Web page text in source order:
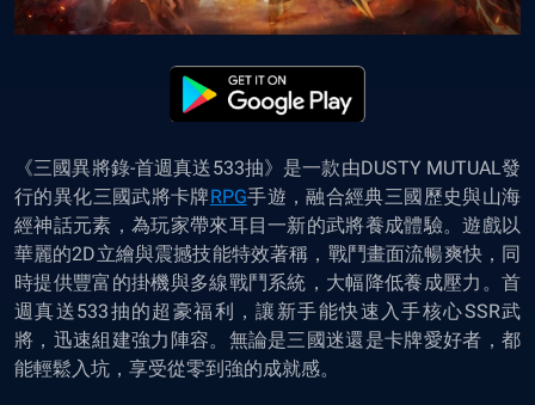
《三國異將錄-首週真送533抽》是一款由DUSTY MUTUAL發
行的異化三國武將卡牌RPG手遊，融合經典三國歷史與山海
經神話元素，為玩家帶來耳目一新的武將養成體驗。遊戲以
華麗的2D立繪與震撼技能特效著稱，戰鬥畫面流暢爽快，同
時提供豐富的掛機與多線戰鬥系統，大幅降低養成壓力。首
週真送533抽的超豪福利，讓新手能快速入手核心SSR武
將，迅速組建強力陣容。無論是三國迷還是卡牌愛好者，都
能輕鬆入坑，享受從零到強的成就感。